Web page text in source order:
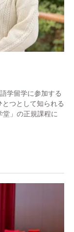
学留学に参加する
つとして知られる
堂」の正規課程に